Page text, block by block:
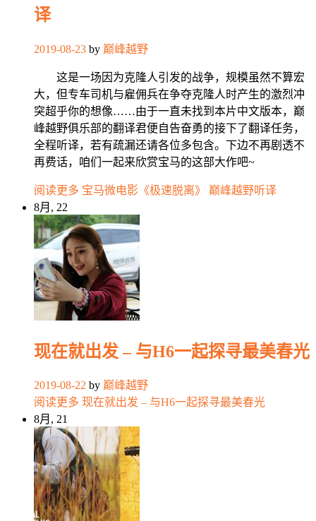
译
2019-08-23 by 巅峰越野
这是一场因为克隆人引发的战争，规模虽然不算宏
大，但专车司机与雇佣兵在争夺克隆人时产生的激烈冲
突超乎你的想像……由于一直未找到本片中文版本，巅
峰越野俱乐部的翻译君便自告奋勇的接下了翻译任务，
全程听译，若有疏漏还请各位多包含。下边不再剧透不
再费话，咱们一起来欣赏宝马的这部大作吧~
阅读更多 宝马微电影《极速脱离》 巅峰越野听译
8月, 22
现在就出发 – 与H6一起探寻最美春光
2019-08-22 by 巅峰越野
阅读更多 现在就出发 – 与H6一起探寻最美春光
8月, 21